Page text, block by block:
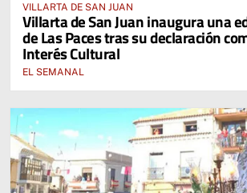
VILLARTA DE SAN JUAN
Villarta de San Juan inaugura una
de Las Paces tras su declaración
Interés Cultural
EL SEMANAL